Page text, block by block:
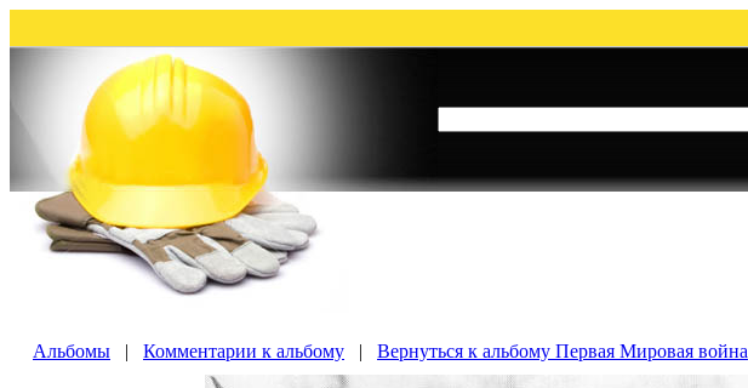
Альбомы | Комментарии к альбому | Вернуться к альбому Первая Мировая война